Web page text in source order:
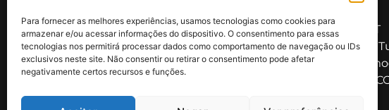
Para fornecer as melhores experiências, usamos tecnologias como cookies para
armazenar e/ou acessar informações do dispositivo. O consentimento para essas
tecnologias nos permitirá processar dados como comportamento de navegação ou IDs
exclusivos neste site. Não consentir ou retirar o consentimento pode afetar
negativamente certos recursos e funções.
Seja um Artista CULT! (GRÁTIS)
Seja um Embaixador CULT!
Login: EMBAIXADOR CULT
CLUBE CULT
Revista GIRO CULT
Agenda Cultural e
Divulgação e
Link do nosso QR